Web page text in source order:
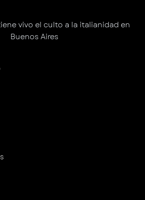
vivo el culto a la italianidad en
Buenos Aires